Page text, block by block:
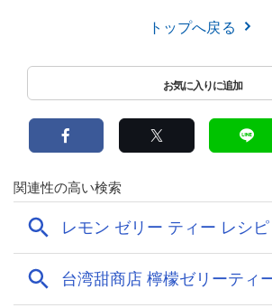
トップへ戻る